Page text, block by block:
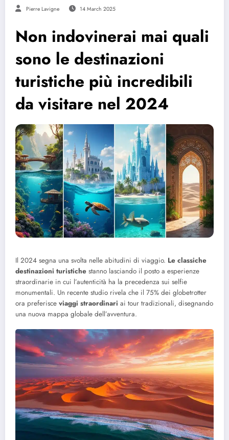
Pierre Lavigne 14 March 2025
Non indovinerai mai quali
sono le destinazioni
turistiche più incredibili
da visitare nel 2024
Il 2024 segna una svolta nelle abitudini di viaggio. Le classiche
destinazioni turistiche stanno lasciando il posto a esperienze
straordinarie in cui l’autenticità ha la precedenza sui selfie
monumentali. Un recente studio rivela che il 75% dei globetrotter
ora preferisce viaggi straordinari ai tour tradizionali, disegnando
una nuova mappa globale dell’avventura.